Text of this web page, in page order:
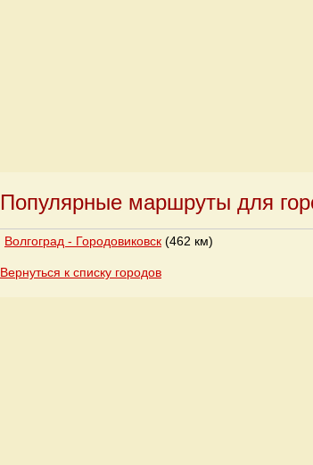
Популярные маршруты для
Волгоград - Городовиковск (462 км)
Вернуться к списку городов